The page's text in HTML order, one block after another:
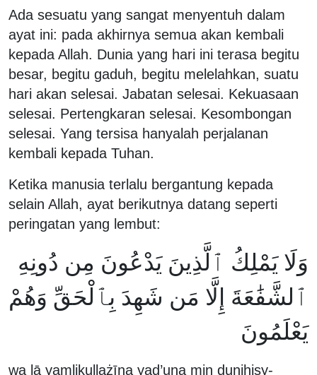
Ada sesuatu yang sangat menyentuh dalam
ayat ini: pada akhirnya semua akan kembali
kepada Allah. Dunia yang hari ini terasa begitu
besar, begitu gaduh, begitu melelahkan, suatu
hari akan selesai. Jabatan selesai. Kekuasaan
selesai. Pertengkaran selesai. Kesombongan
selesai. Yang tersisa hanyalah perjalanan
kembali kepada Tuhan.
Ketika manusia terlalu bergantung kepada
selain Allah, ayat berikutnya datang seperti
peringatan yang lembut:
وَلَا يَمْلِكُ ٱلَّذِينَ يَدْعُونَ مِن دُونِهِ
ٱلشَّفَٰعَةَ إِلَّا مَن شَهِدَ بِٱلْحَقِّ وَهُمْ
يَعْلَمُونَ
wa lā yamlikullażīna yad’ụna min dụnihisy-